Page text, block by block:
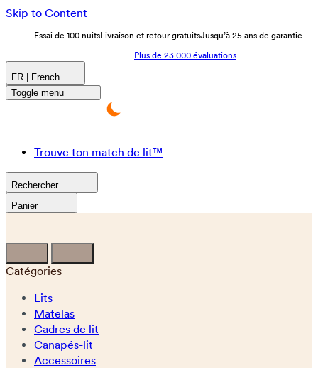
Skip to Content
Essai de 100 nuitsLivraison et retour gratuitsJusqu’à 25 ans de garantie
Plus de 23 000 évaluations
FR | French
Toggle menu
Trouve ton match de lit™
Rechercher
Panier
Catégories
Lits
Matelas
Cadres de lit
Canapés-lit
Accessoires